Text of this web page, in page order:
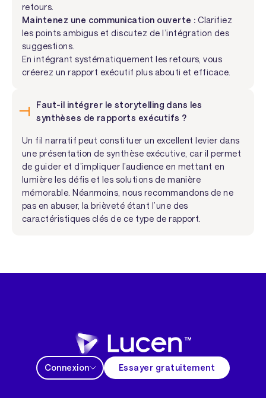
retours.
Maintenez une communication ouverte : Clarifiez
les points ambigus et discutez de l’intégration des
suggestions.
En intégrant systématiquement les retours, vous
créerez un rapport exécutif plus abouti et efficace.
Faut-il intégrer le storytelling dans les
synthèses de rapports exécutifs ?
Un fil narratif peut constituer un excellent levier dans
une présentation de synthèse exécutive, car il permet
de guider et d’impliquer l’audience en mettant en
lumière les défis et les solutions de manière
mémorable. Néanmoins, nous recommandons de ne
pas en abuser, la brièveté étant l’une des
caractéristiques clés de ce type de rapport.
Connexion Essayer gratuitement